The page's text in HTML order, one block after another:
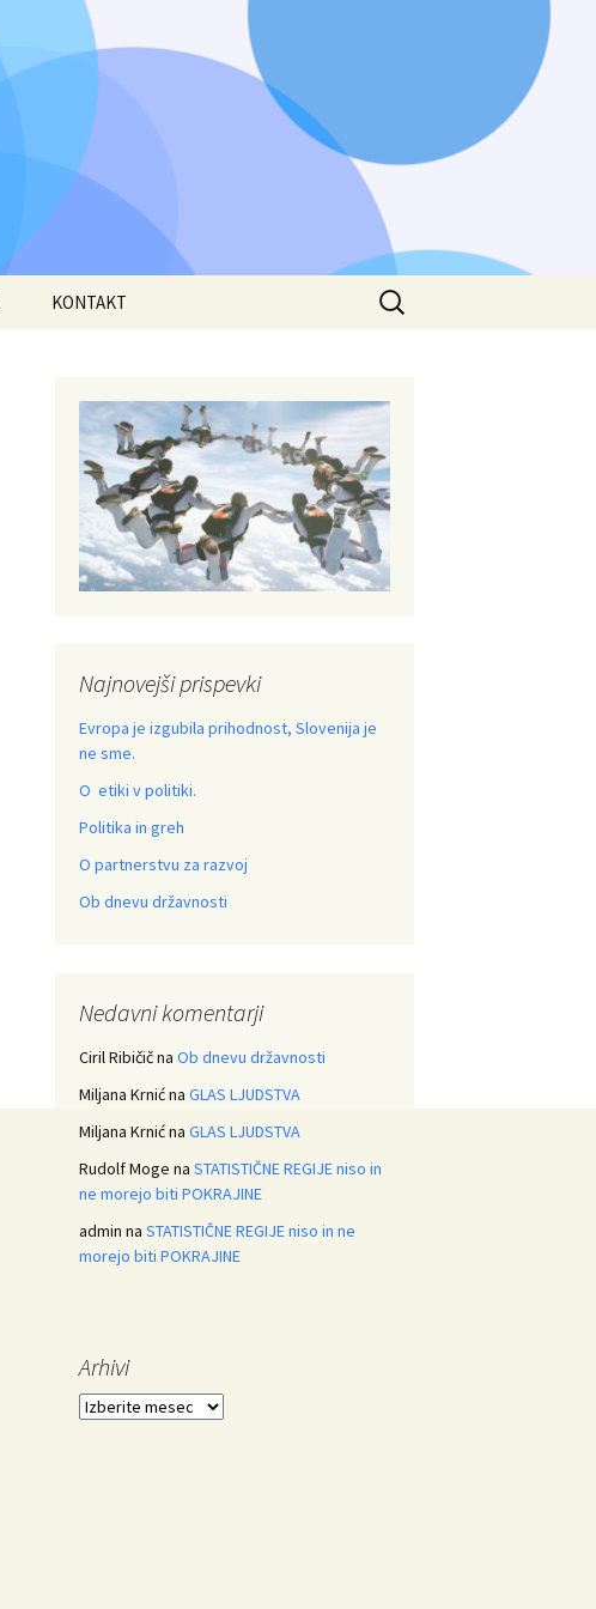
KONTAKT
Išči:
Najnovejši prispevki
Evropa je izgubila prihodnost, Slovenija je
ne sme.
O etiki v politiki.
Politika in greh
O partnerstvu za razvoj
Ob dnevu državnosti
Nedavni komentarji
Ciril Ribičična Ob dnevu državnosti
Miljana Krnićna GLAS LJUDSTVA
Miljana Krnićna GLAS LJUDSTVA
Rudolf Moge na STATISTIČNE REGIJE niso in
ne morejo biti POKRAJINE
admin na STATISTIČNE REGIJE niso in ne
morejo biti POKRAJINE
Arhivi
Arhivi